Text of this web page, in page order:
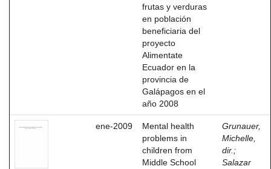
frutas y verduras
en población
beneficiaria del
proyecto
Alimentate
Ecuador en la
provincia de
Galápagos en el
año 2008
ene-2009
Mental health
problems in
children from
Middle School
Grunauer,
Michelle,
dir. ;
Salazar